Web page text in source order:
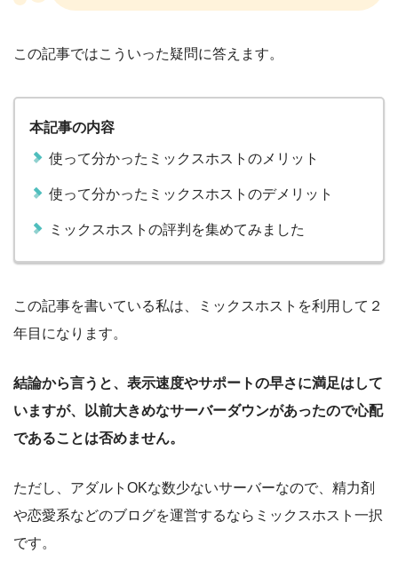
この記事ではこういった疑問に答えます。
本記事の内容
使って分かったミックスホストのメリット
使って分かったミックスホストのデメリット
ミックスホストの評判を集めてみました
この記事を書いている私は、ミックスホストを利用して２
年目になります。
結論から言うと、表示速度やサポートの早さに満足はして
いますが、以前大きめなサーバーダウンがあったので心配
であることは否めません。
ただし、アダルトOKな数少ないサーバーなので、精力剤
や恋愛系などのブログを運営するならミックスホスト一択
です。